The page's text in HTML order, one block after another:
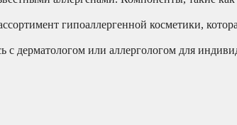
гипоаллергенной косметики,
с дерматологом или аллергологом для